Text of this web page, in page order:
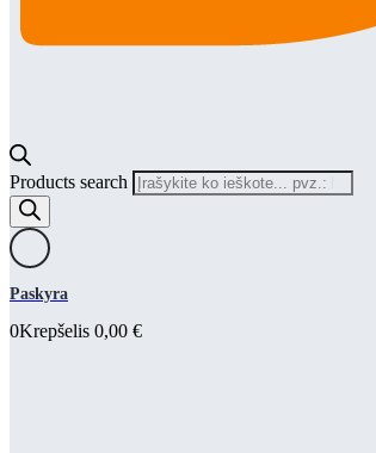
Products search
Paskyra
0Krepšelis 0,00 €